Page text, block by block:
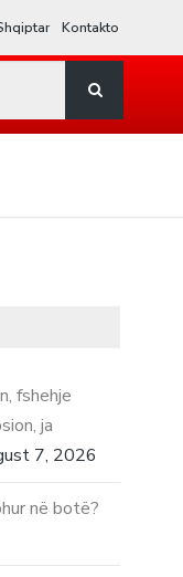
Kontakto
fshehje
ja
7, 2026
në botë?